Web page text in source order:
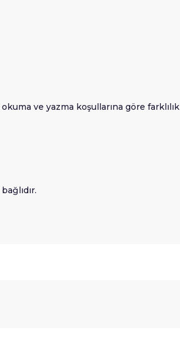
ve yazma koşullarına göre farklılık